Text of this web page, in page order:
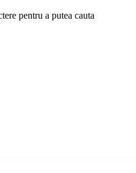
pentru a putea cauta